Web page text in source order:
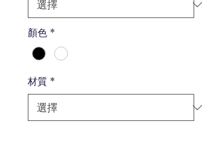
顏色 *
材質 *